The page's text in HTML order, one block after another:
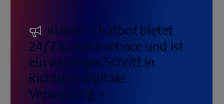
«Unser Chatbot bietet
24/7 Kundenservice und ist
ein wichtiger Schritt in
Richtung digitale
Verwaltung.​»